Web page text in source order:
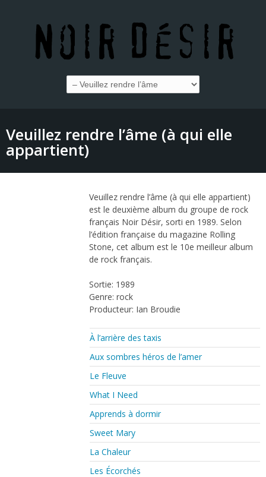
Veuillez rendre l’âme (à qui elle
appartient)
Veuillez rendre l’âme (à qui elle appartient)
est le deuxième album du groupe de rock
français Noir Désir, sorti en 1989. Selon
l’édition française du magazine Rolling
Stone, cet album est le 10e meilleur album
de rock français.
Sortie: 1989
Genre: rock
Producteur: Ian Broudie
À l’arrière des taxis
Aux sombres héros de l’amer
Le Fleuve
What I Need
Apprends à dormir
Sweet Mary
La Chaleur
Les Écorchés